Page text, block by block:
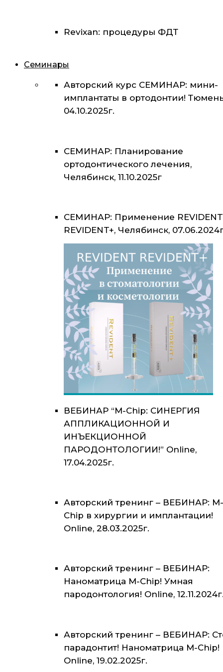
Revixan: процедуры ФДТ
Семинары
Авторский курс СЕМИНАР: мини-
имплантаты в ортодонтии!
04.10.2025г.
СЕМИНАР: Планирование
ортодонтического лечения,
Челябинск, 11.10.2025г
СЕМИНАР: Применение
REVIDENT+, Челябинск,
ВЕБИНАР “M-Chip: СИНЕРГИЯ
АППЛИКАЦИОННОЙ И
ИНЪЕКЦИОННОЙ
ПАРОДОНТОЛОГИИ!” Online,
17.04.2025г.
Авторский тренинг – ВЕБИНАР: M-
Chip в хирургии и имплантации!
Online, 28.03.2025г.
Авторский тренинг – ВЕБИНАР:
Наноматрица M-Chip! Умная
пародонтология! Online,
Авторский тренинг – ВЕБИНАР:
парадонтит! Наноматрица M-Chip!
Online, 19.02.2025г.